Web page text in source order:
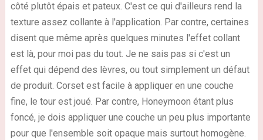
côté plutôt épais et pateux. C'est ce qui d'ailleurs rend la
texture assez collante à l'application. Par contre, certaines
disent que même après quelques minutes l'effet collant
est là, pour moi pas du tout. Je ne sais pas si c'est un
effet qui dépend des lèvres, ou tout simplement un défaut
de produit. Corset est facile à appliquer en une couche
fine, le tour est joué. Par contre, Honeymoon étant plus
foncé, je dois appliquer une couche un peu plus importante
pour que l'ensemble soit opaque mais surtout homogène.